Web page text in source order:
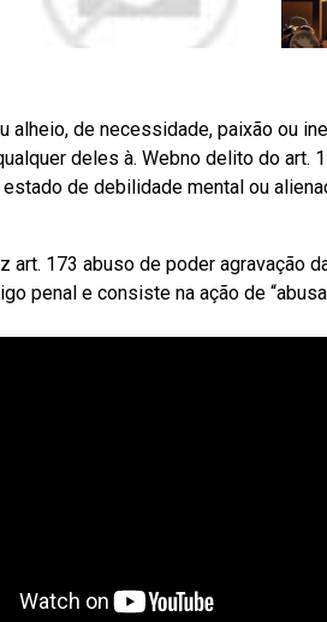
alheio, de necessidade, paixão ou
deles à. Webno delito do
de debilidade mental ou
art. 173 abuso de poder agravação
penal e consiste na ação de